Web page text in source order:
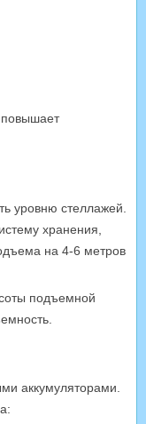
уровню стеллажей.
хранения,
на 4-6 метров
подъемной
аккумуляторами.